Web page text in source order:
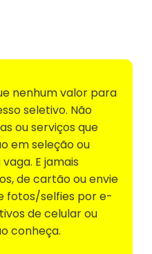
nenhum valor para
seletivo. Não
ou serviços que
em seleção ou
E jamais
de cartão ou envie
fotos/selfies por e-
de celular ou
conheça.